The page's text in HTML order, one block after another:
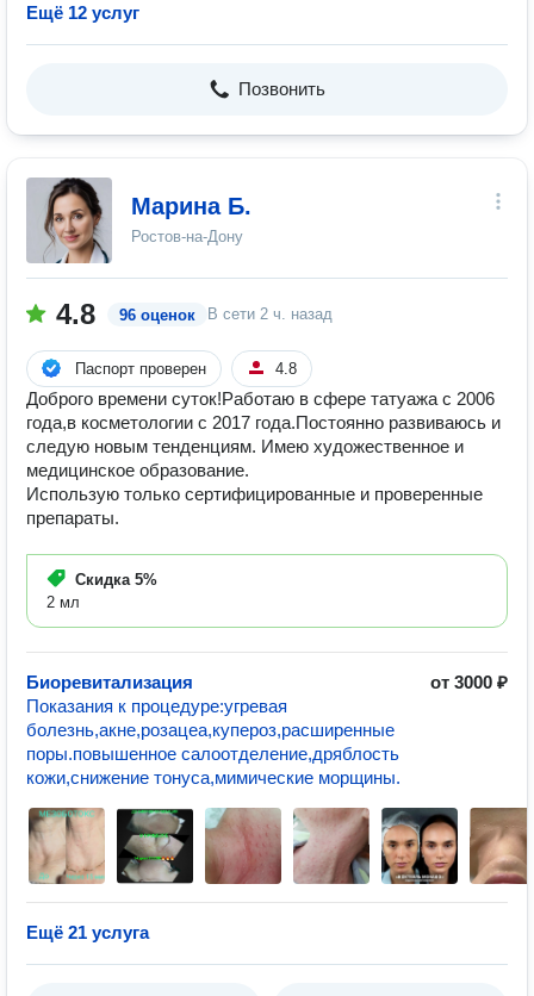
Ещё 12 услуг
Позвонить
Марина Б.
Ростов-на-Дону
4.8 96 оценок В сети 2 ч. назад
Паспорт проверен 4.8
Доброго времени суток!Работаю в сфере татуажа с 2006
года,в косметологии с 2017 года.Постоянно развиваюсь и
следую новым тенденциям. Имею художественное и
медицинское образование.
Использую только сертифицированные и проверенные
препараты.
Скидка 5%
2 мл
Биоревитализация
от 3000 ₽
Показания к процедуре:угревая
болезнь,акне,розацеа,купероз,расширенные
поры.повышенное салоотделение,дряблость
кожи,снижение тонуса,мимические морщины.
Ещё 21 услуга